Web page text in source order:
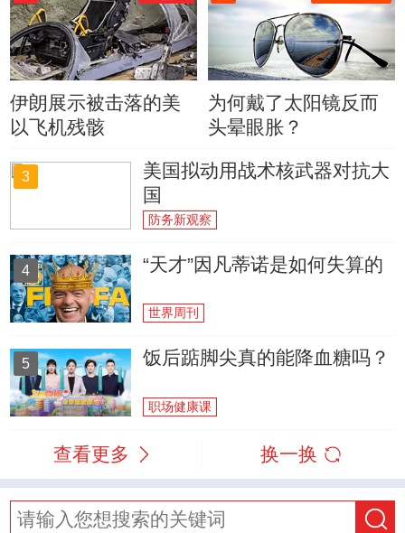
伊朗展示被击落的美
以飞机残骸
为何戴了太阳镜反而
头晕眼胀？
3
美国拟动用战术核武器对抗大
国
防务新观察
4 “天才”因凡蒂诺是如何失算的
世界周刊
5 饭后踮脚尖真的能降血糖吗？
职场健康课
查看更多 换一换